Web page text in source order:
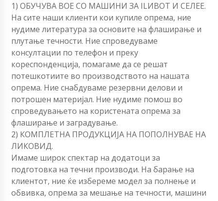
1) ОБУЧУВА BOЕ СО МАШИНИ ЗА ILИВОТ И СЕЛЕЕ.
На сите наши клиенти кои купиле опрема, ние
нудиме литература за основите на флаширање и
плутање течности. Ние спроведуваме
консултации по телефон и преку
кореспонденција, помагаме да се решат
потешкотиите во производството на нашата
опрема. Ние снабдуваме резервни делови и
потрошен материјал. Ние нудиме помош во
спроведувањето на користената опрема за
флаширање и заградување.
2) КОМПЛЕТНА ПРОДУКЦИЈА НА ПОПОЛНУВАЕ НА
ЛИКОВИД.
Имаме широк спектар на додатоци за
подготовка на течни производи. На барање на
клиентот, ние ќе избереме модел за полнење и
обвивка, опрема за мешање на течности, машини